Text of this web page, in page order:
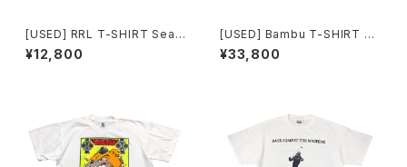
[USED] RRL T-SHIRT Seas
ons greetings
¥12,800
[USED] Bambu T-SHIRT R・
ABAD SANTDNJA
¥33,800